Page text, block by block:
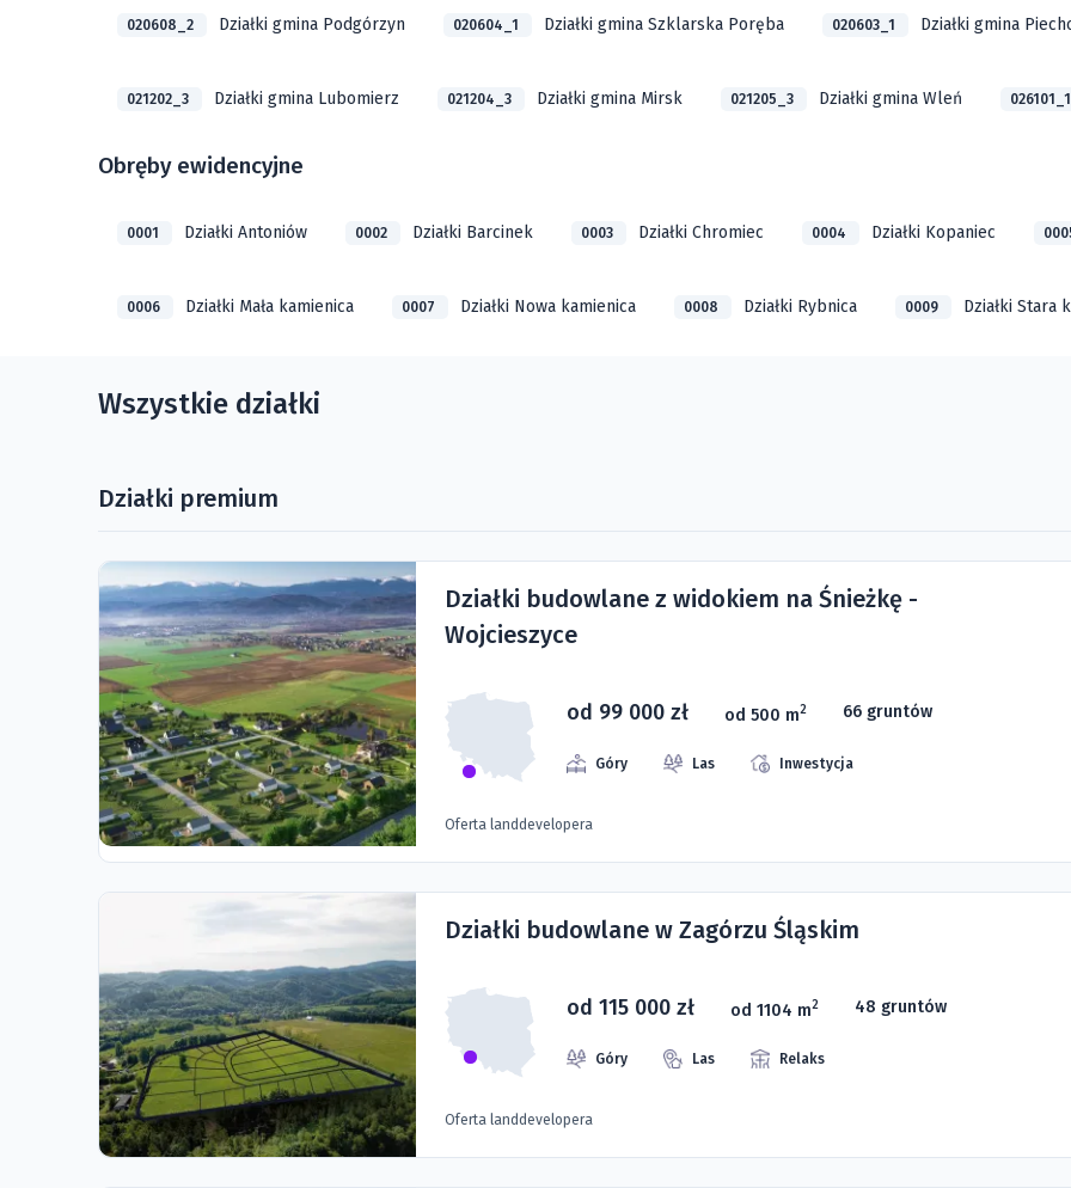
020608_2 Działki gmina Podgórzyn 020604_1 Działki gmina Szklarska Poręba 020603_1 Działki gmina
021202_3 Działki gmina Lubomierz 021204_3 Działki gmina Mirsk 021205_3 Działki gmina Wleń 026101_1
Obręby ewidencyjne
0001 Działki Antoniów 0002 Działki Barcinek 0003 Działki Chromiec 0004 Działki Kopaniec
0006 Działki Mała kamienica 0007 Działki Nowa kamienica 0008 Działki Rybnica 0009 Działki Stara
Wszystkie działki
Działki premium
Działki budowlane z widokiem na Śnieżkę -
Wojcieszyce
od 99 000 zł od 500 m2 66 gruntów
Góry Las Inwestycja
Oferta landdevelopera
Działki budowlane w Zagórzu Śląskim
od 115 000 zł od 1104 m2 48 gruntów
Góry Las Relaks
Oferta landdevelopera